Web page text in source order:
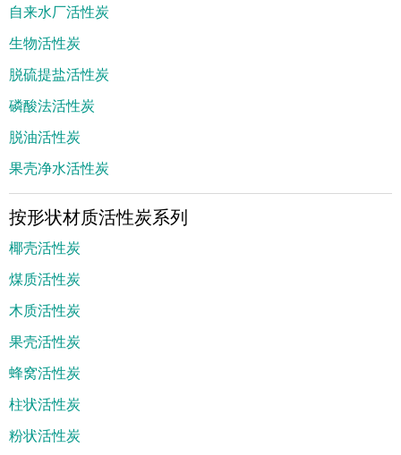
自来水厂活性炭
生物活性炭
脱硫提盐活性炭
磷酸法活性炭
脱油活性炭
果壳净水活性炭
按形状材质活性炭系列
椰壳活性炭
煤质活性炭
木质活性炭
果壳活性炭
蜂窝活性炭
柱状活性炭
粉状活性炭